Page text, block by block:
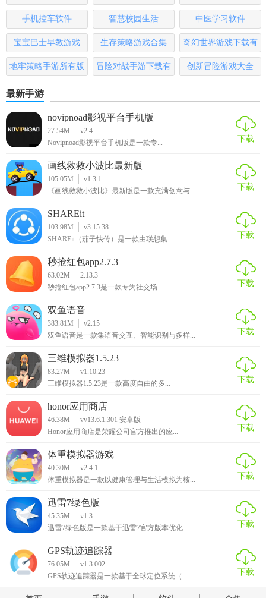
版
手机控车软件 智慧校园生活 中医学习软件
宝宝巴士早教游戏 生存策略游戏合集
奇幻世界游戏下载有
哪些
地牢策略手游所有版
冒险对战手游下载有
创新冒险游戏大全
最新手游
novipnoad影视平台手机版
27.54M
v2.4
Novipnoad影视平台手机版是一款专...
下载
画线救救小波比最新版
105.05M
v1.3.1
《画线救救小波比》最新版是一款充满创意与...
下载
SHAREit
103.98M
v3.15.38
SHAREit（茄子快传）是一款由联想集...
下载
秒抢红包app2.7.3
63.02M
2.13.3
秒抢红包app2.7.3是一款专为社交场...
下载
双鱼语音
383.81M
v2.15
双鱼语音是一款集语音交互、智能识别与多样...
下载
三维模拟器1.5.23
83.27M
v1.10.23
三维模拟器1.5.23是一款高度自由的多...
下载
honor应用商店
46.38M
vv13.6.1.301 安卓版
Honor应用商店是荣耀公司官方推出的应...
下载
体重模拟器游戏
40.30M
v2.4.1
体重模拟器是一款以健康管理与生活模拟为核...
下载
迅雷7绿色版
45.35M
v1.3
迅雷7绿色版是一款基于迅雷7官方版本优化...
下载
GPS轨迹追踪器
76.05M
v1.3.002
GPS轨迹追踪器是一款基于全球定位系统（...
下载